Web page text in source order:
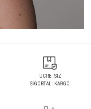
ÜCRETSİZ
SİGORTALI KARGO